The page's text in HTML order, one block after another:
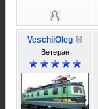
VeschiiOleg
Ветеран